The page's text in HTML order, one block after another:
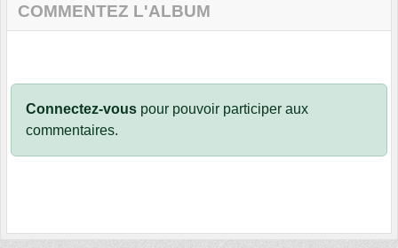
COMMENTEZ L'ALBUM
Connectez-vous pour pouvoir participer aux
commentaires.